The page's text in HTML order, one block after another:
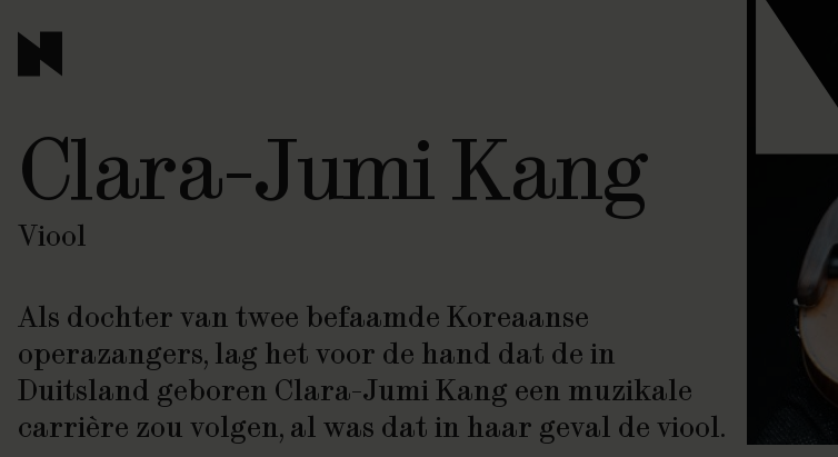
Clara-Jumi Kang
Viool
Als dochter van twee befaamde Koreaanse
operazangers, lag het voor de hand dat de in
Duitsland geboren Clara-Jumi Kang een muzikale
carrière zou volgen, al was dat in haar geval de viool.